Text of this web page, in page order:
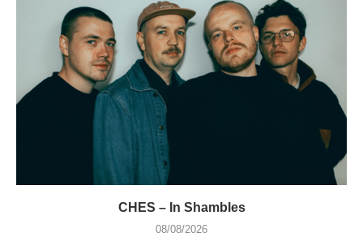
CHES – In Shambles
08/08/2026